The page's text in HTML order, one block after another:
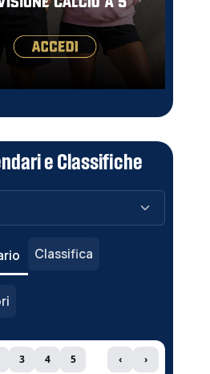
e Classifiche
Classifica
3 4 5 ‹ ›